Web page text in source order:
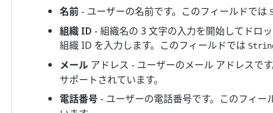
名前 - ユーザーの名前です。このフィールドでは
組織 ID - 組織名の 3 文字の入力を開始してドロ
組織 ID を入力します。このフィールドでは
メール アドレス - ユーザーのメール アドレスで
サポートされています。
電話番号 - ユーザーの電話番号です。このフィー